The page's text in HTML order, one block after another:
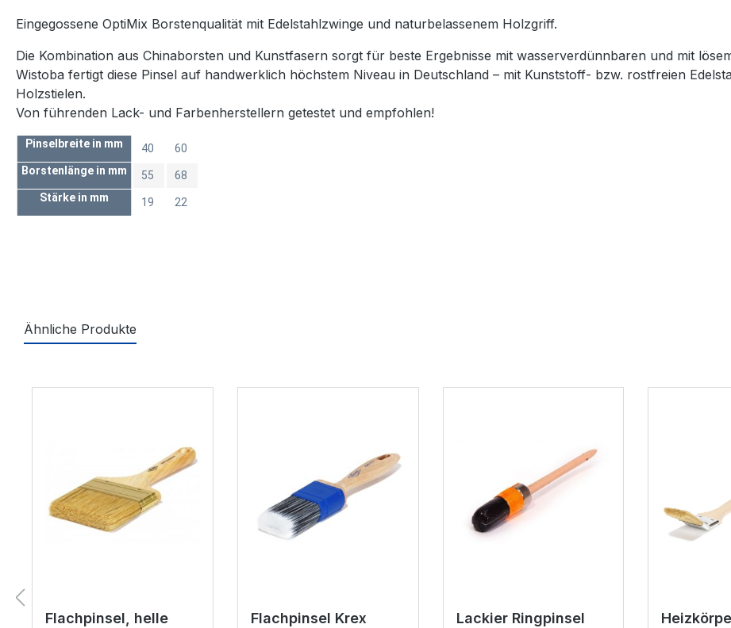
Eingegossene OptiMix Borstenqualität mit Edelstahlzwinge und naturbelassenem Holzgriff.
Die Kombination aus Chinaborsten und Kunstfasern sorgt für beste Ergebnisse mit wasserverdünnbaren und mit
Wistoba fertigt diese Pinsel auf handwerklich höchstem Niveau in Deutschland – mit Kunststoff- bzw. rostfreien
Holzstielen.
Von führenden Lack- und Farbenherstellern getestet und empfohlen!
Pinselbreite in mm 40
60
Borstenlänge in mm
55
68
Stärke in mm
19 22
Ähnliche Produkte
Flachpinsel, helle
Flachpinsel Krex
Lackier Ringpinsel